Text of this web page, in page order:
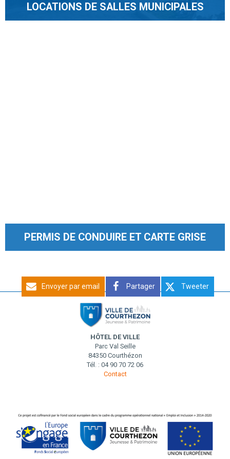
LOCATIONS DE SALLES MUNICIPALES
PERMIS DE CONDUIRE ET CARTE GRISE
Envoyer par email Partager Tweeter
HÔTEL DE VILLE
Parc Val Seille
84350 Courthézon
Tél. : 04 90 70 72 06
Contact